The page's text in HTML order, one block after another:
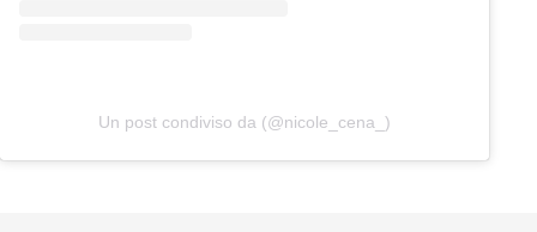
Un post condiviso da (@nicole_cena_)